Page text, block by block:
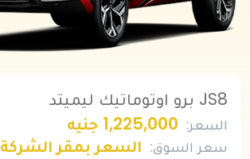
JS8 برو اوتوماتيك ليميتد
السعر: 1,225,000 جنيه
سعر السوق: السعر بمقر الشركة